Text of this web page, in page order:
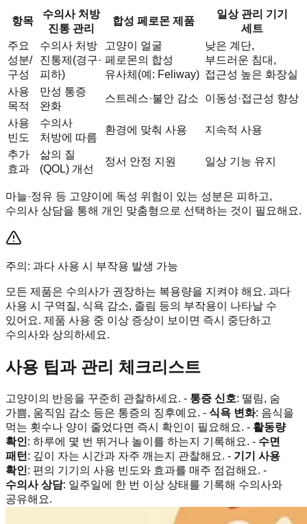
항목
수의사 처방
진통 관리
합성 페로몬 제품
일상 관리 기기
세트
주요
성분/
구성
수의사 처방
진통제(경구·
피하)
고양이 얼굴
페로몬의 합성
유사체(예: Feliway)
낮은 계단,
부드러운 침대,
접근성 높은 화장실
사용
목적
만성 통증
완화
스트레스·불안 감소 이동성·접근성 향상
사용
빈도
수의사
처방에 따름
환경에 맞춰 사용 지속적 사용
추가
효과
삶의 질
(QOL) 개선
정서 안정 지원 일상 기능 유지
마늘·정유 등 고양이에 독성 위험이 있는 성분은 피하고,
수의사 상담을 통해 개인 맞춤형으로 선택하는 것이 필요해요.
주의: 과다 사용 시 부작용 발생 가능
모든 제품은 수의사가 권장하는 복용량을 지켜야 해요. 과다
사용 시 구역질, 식욕 감소, 졸림 등의 부작용이 나타날 수
있어요. 제품 사용 중 이상 증상이 보이면 즉시 중단하고
수의사와 상의하세요.
사용 팁과 관리 체크리스트
고양이의 반응을 꾸준히 관찰하세요. - 통증 신호: 떨림, 숨
가쁨, 움직임 감소 등은 통증의 징후예요. - 식욕 변화: 음식을
먹는 횟수나 양이 줄었다면 즉시 확인이 필요해요. - 활동량
확인: 하루에 몇 번 뛰거나 놀이를 하는지 기록해요. - 수면
패턴 : 깊이 자는 시간과 자주 깨는지 관찰해요. - 기기 사용
확인: 편의 기기의 사용 빈도와 효과를 매주 점검해요. -
수의사 상담: 일주일에 한 번 이상 상태를 기록해 수의사와
공유해요.